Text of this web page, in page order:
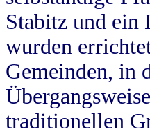
Stabitz und
wurden
Gemeinden, in
traditionellen